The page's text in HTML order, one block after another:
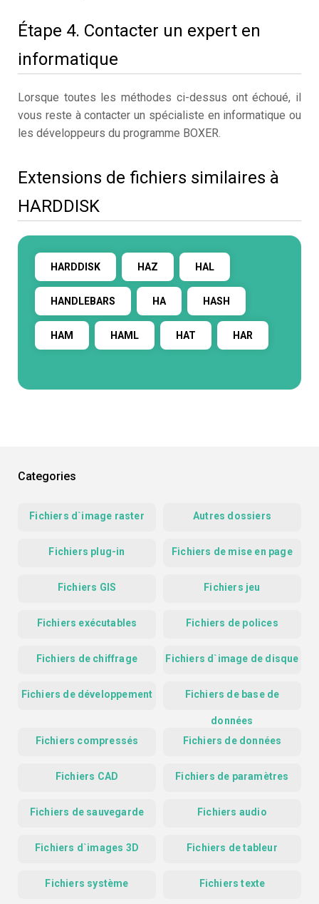
Étape 4. Contacter un expert en
informatique
Lorsque toutes les méthodes ci-dessus ont échoué, il
vous reste à contacter un spécialiste en informatique ou
les développeurs du programme BOXER.
Extensions de fichiers similaires à
HARDDISK
HARDDISK HAZ HAL
HANDLEBARS HA HASH
HAM HAML HAT HAR
Categories
Fichiers d`image raster Autres dossiers
Fichiers plug-in Fichiers de mise en page
Fichiers GIS Fichiers jeu
Fichiers exécutables Fichiers de polices
Fichiers de chiffrage Fichiers d`image de disque
Fichiers de développement Fichiers de base de
données
Fichiers compressés
Fichiers de données
Fichiers CAD Fichiers de paramètres
Fichiers de sauvegarde Fichiers audio
Fichiers d`images 3D Fichiers de tableur
Fichiers système Fichiers texte